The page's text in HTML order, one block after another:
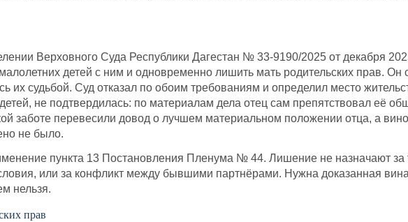
Верховного Суда Республики Дагестан № 33-9190/2025 от декабря
детей с ним и одновременно лишить мать родительских прав. Он
их судьбой. Суд отказал по обоим требованиям и определил место
не подтвердилась: по материалам дела отец сам препятствовал её
заботе перевесили довод о лучшем материальном положении отца, а
не было.
пункта 13 Постановления Пленума № 44. Лишение не назначают за
или за конфликт между бывшими партнёрами. Нужна доказанная вина
нельзя.
прав